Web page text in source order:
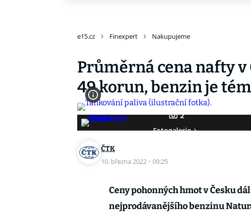
e15.cz Finexpert Nakupujeme
Průměrná cena nafty v
49 korun, benzin je
2
Fotogalerie
ČTK
10. března 2022 · 09:25
Ceny pohonných hmot v Česku
nejprodávanějšího benzinu